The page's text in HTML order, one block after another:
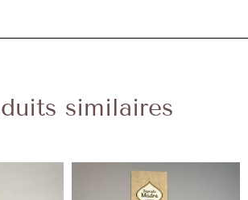
similaires